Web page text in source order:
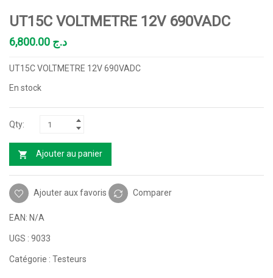
UT15C VOLTMETRE 12V 690VADC
د.ج
UT15C VOLTMETRE 12V 690VADC
En stock
Ajouter au panier
Ajouter aux favoris Comparer
EAN: N/A
UGS : 9033
Catégorie : Testeurs